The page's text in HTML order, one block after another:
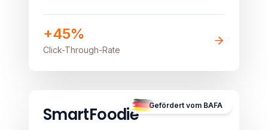
stationären Verkauf beflügeln
+45%
Click-Through-Rate
Gefördert vom BAFA
B2B
SmartFoodie